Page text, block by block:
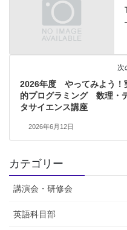
次
2026年度 やってみよう！
的プログラミング 数理・
タサイエンス講座
2026年6月12日
カテゴリー
講演会・研修会
英語科目部